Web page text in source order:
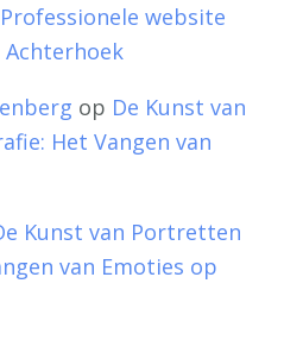
Professionele website
op De Kunst van
Het Vangen van
Kunst van Portretten
van Emoties op